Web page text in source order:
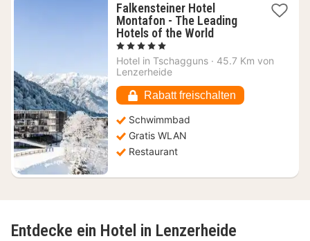
Falkensteiner Hotel
Montafon - The Leading
Hotels of the World1
ab
, 5 Sterne
Hotel in Tschagguns · 45.7 Km von
Lenzerheide
Rabatt freischalten
Schwimmbad
Gratis WLAN
Restaurant
Entdecke ein Hotel in Lenzerheide